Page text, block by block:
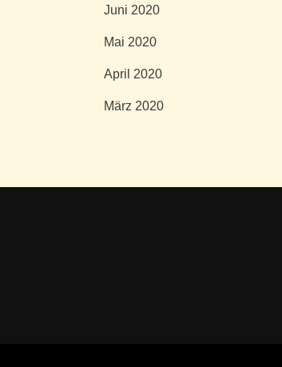
Juni 2020
Mai 2020
April 2020
März 2020